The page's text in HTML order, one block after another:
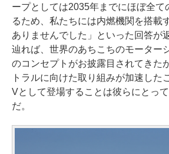
ープとしては2035年までにほぼ全て
るため、私たちには内燃機関を搭載
ありませんでした」といった回答が
辿れば、世界のあちこちのモーター
のコンセプトがお披露目されてきた
トラルに向けた取り組みが加速した
Vとして登場することは彼らにとっ
だ。